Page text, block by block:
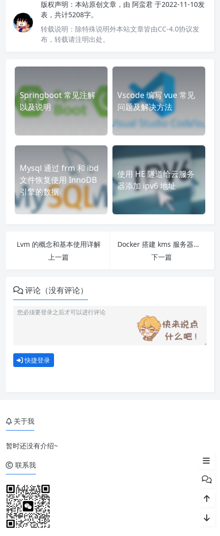
版权声明： 本站原创文章，由 阿蛮君 于2022-11-10发
表，共计5208字。
转载说明： 除特殊说明外本站文章皆由CC-4.0协议发
布，转载请注明出处。
Springboot 常见注解
以及说明
Vscode 编写 vue 常见
问题及解决方法
Mysql 通过 frm 和 ibd
文件恢复使用 InnoDB
引擎的数据
使用 HE 隧道给云服务
器添加 ipv6 地址
Lvm 的概念和基本使用详解
上一篇
Docker 搭建 kms 服务器激活 Windows
下一篇
评论（没有评论）
快捷登录
关于我
暂时还没有介绍~
联系我